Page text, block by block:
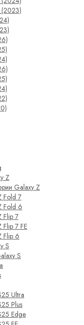
Z
Galaxy Z
Fold 7
Fold 6
Flip 7
Flip 7 FE
Flip 6
S
S
Ultra
Plus
Edge